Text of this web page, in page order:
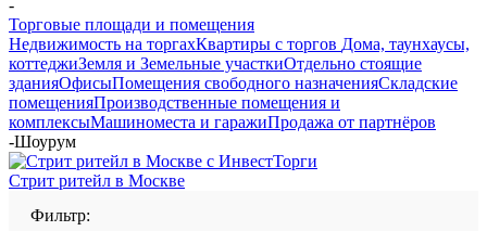
-
Торговые площади и помещения
Недвижимость на торгахКвартиры с торгов Дома, таунхаусы,
коттеджиЗемля и Земельные участкиОтдельно стоящие
зданияОфисыПомещения свободного назначенияСкладские
помещенияПроизводственные помещения и
комплексыМашиноместа и гаражиПродажа от партнёров
-Шоурум
Стрит ритейл в Москве
Фильтр: